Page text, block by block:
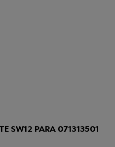
SW12 PARA 071313501